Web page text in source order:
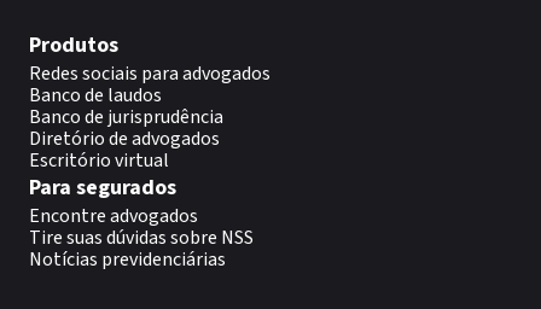
Produtos
Redes sociais para advogados
Banco de laudos
Banco de jurisprudência
Diretório de advogados
Escritório virtual
Para segurados
Encontre advogados
Tire suas dúvidas sobre NSS
Notícias previdenciárias